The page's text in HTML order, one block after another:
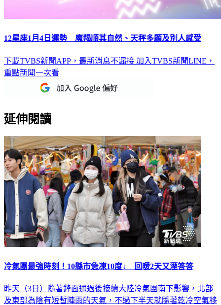
12星座1月4日運勢 魔羯順其自然、天秤多顧及別人感受
下載TVBS新聞APP，最新消息不漏接 加入TVBS新聞LINE，
重點新聞一次看
延伸閱讀
冷氣團最強時刻！10縣市急凍10度↓ 回暖2天又溼答答
昨天（3日）隨著鋒面通過後接續大陸冷氣團南下影響，北部
及東部為陰有短暫陣雨的天氣，不過下半天就隨著乾冷空氣移